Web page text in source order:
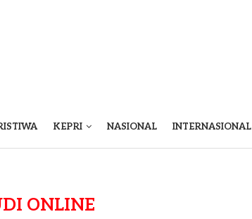
KEPRI NASIONAL INTERNASIONAL
ONLINE